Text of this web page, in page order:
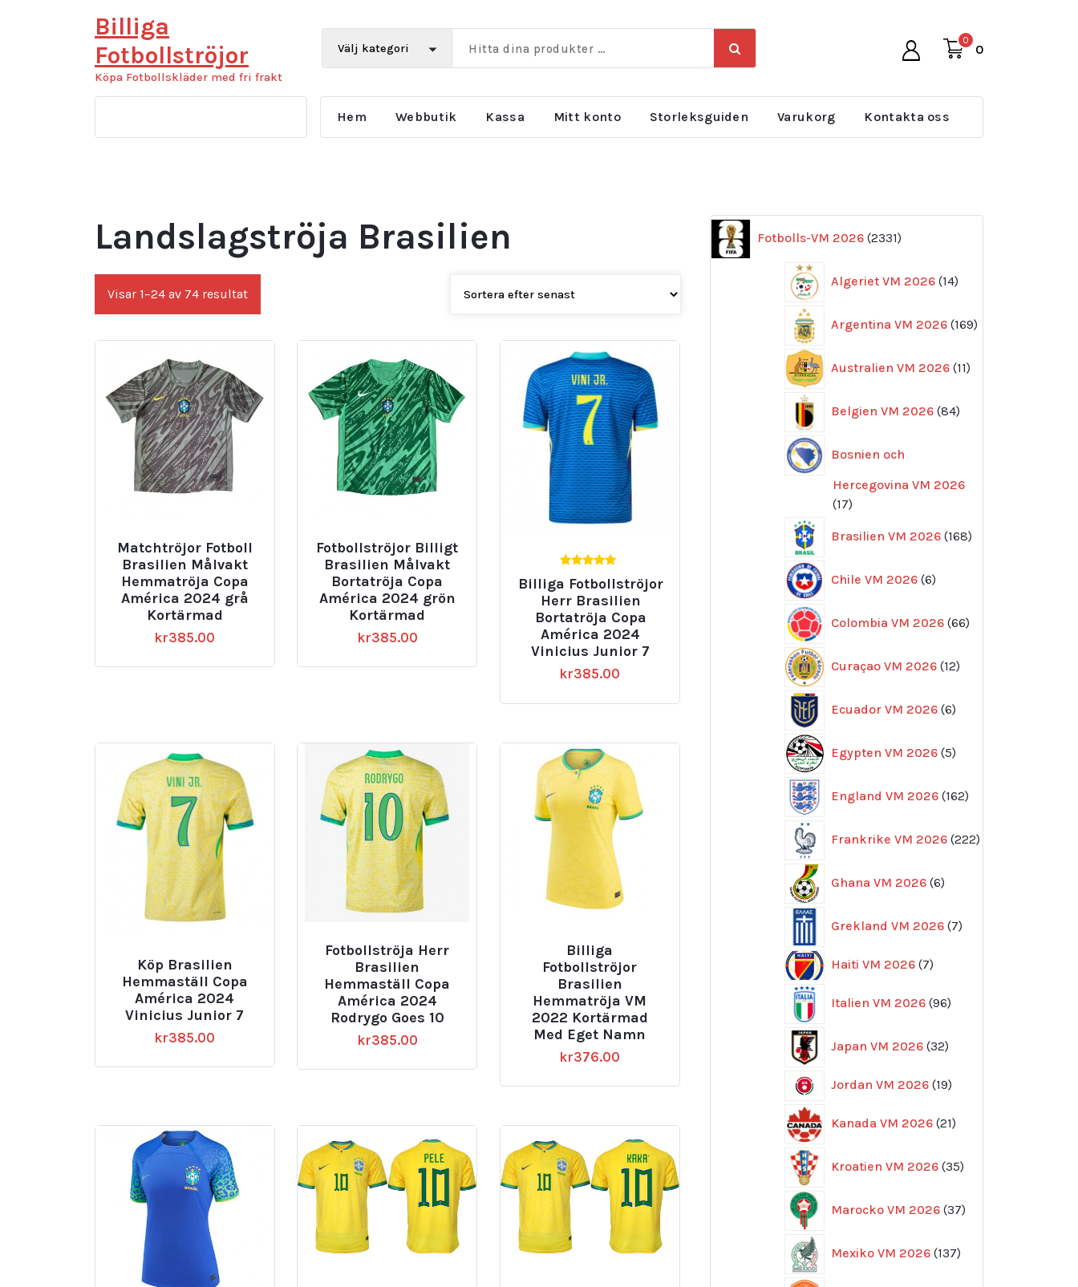
Billiga
Fotbollströjor
Köpa Fotbollskläder med fri frakt
0
0
Hem Webbutik Kassa Mitt konto Storleksguiden Varukorg Kontakta oss
Landslagströja Brasilien
Visar 1–24 av 74 resultatSortera
efter
Matchtröjor Fotboll
Brasilien Målvakt
Hemmatröja Copa
América 2024 grå
Kortärmad
kr385.00
Fotbollströjor Billigt
Brasilien Målvakt
Bortatröja Copa
América 2024 grön
Kortärmad
kr385.00
av 5
Billiga Fotbollströjor
Herr Brasilien
Bortatröja Copa
América 2024
Vinicius Junior 7
kr385.00
Köp Brasilien
Hemmaställ Copa
América 2024
Vinicius Junior 7
kr385.00
Fotbollströja Herr
Brasilien
Hemmaställ Copa
América 2024
Rodrygo Goes 10
kr385.00
Billiga
Fotbollströjor
Brasilien
Hemmatröja VM
2022 Kortärmad
Med Eget Namn
kr376.00
Fotbolls-VM 2026 2331
produkter
Algeriet VM 2026 14
produkter
Argentina VM 2026 169
produkter
Australien VM 2026 11
produkter
Belgien VM 2026 84
produkter
Bosnien och
Hercegovina VM 2026
1717
Brasilien VM 2026 168
produkter
Chile VM 2026 6
produkter
Colombia VM 2026 66
produkter
Curaçao VM 2026 12
produkter
Ecuador VM 2026 6
produkter
Egypten VM 2026 5
produkter
England VM 2026 162
produkter
Frankrike VM 2026 222
produkter
Ghana VM 2026 6
produkter
Grekland VM 2026 7
produkter
Haiti VM 2026 77
Italien VM 2026 96
produkter
Japan VM 2026 32
produkter
Jordan VM 2026 1919
Kanada VM 2026 21
produkter
Kroatien VM 2026 35
produkter
Marocko VM 2026 37
produkter
Mexiko VM 2026 137
produkter